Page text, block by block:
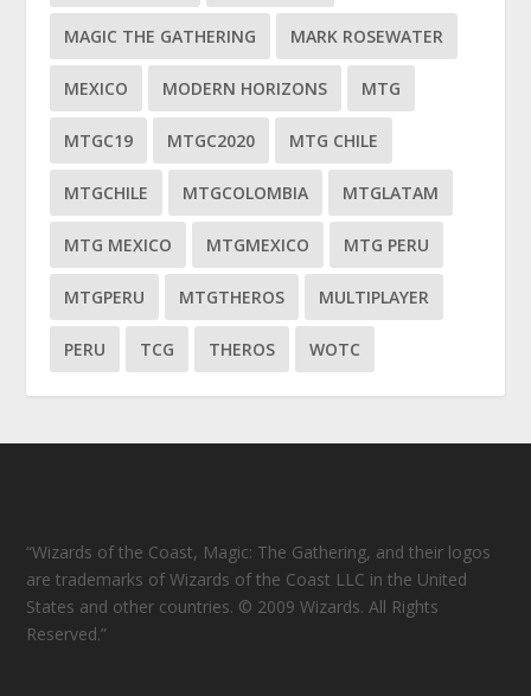
MAGIC THE GATHERING MARK ROSEWATER
MEXICO MODERN HORIZONS MTG
MTGC19 MTGC2020 MTG CHILE
MTGCHILE MTGCOLOMBIA MTGLATAM
MTG MEXICO MTGMEXICO MTG PERU
MTGPERU MTGTHEROS MULTIPLAYER
PERU TCG THEROS WOTC
“Wizards of the Coast, Magic: The Gathering, and their logos
are trademarks of Wizards of the Coast LLC in the United
States and other countries. © 2009 Wizards. All Rights
Reserved.”